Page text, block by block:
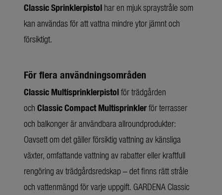
Classic Sprinklerpistol har en mjuk spraystråle som
kan användas för att vattna mindre ytor jämnt och
försiktigt.
För flera användningsområden
Classic Multisprinklerpistolför trädgården
och Classic Compact Multisprinklerför terrasser
och balkonger är användbara allroundprodukter:
Oavsett om det gäller försiktig vattning av känsliga
växter, omfattande vattning av rabatter eller kraftfull
rengöring av trädgårdsredskap – det finns rätt stråle
och vattenmängd för varje uppgift. GARDENA Classic